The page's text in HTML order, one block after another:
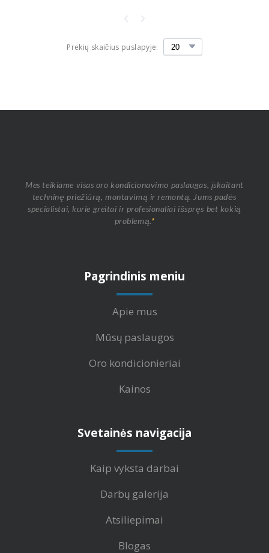
Prekių skaičius puslapyje:
Mes teikiame visas oro kondicionavimo paslaugas, įskaitant
techninę priežiūrą, montavimą ir remontą. Jums padės
specialistai, kurie greitai ir profesionaliai išspręs bet kokią
problemą.*
Pagrindinis meniu
Apie mus
Mūsų paslaugos
Oro kondicionieriai
Kainos
Svetainės navigacija
Kaip vyksta darbai
Darbų galerija
Atsiliepimai
Blogas